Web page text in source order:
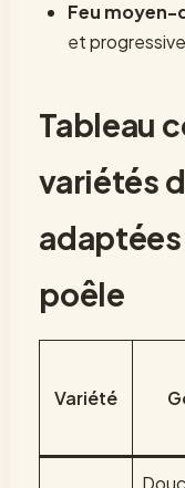
Feu moyen-
et
Tableau
variétés
adaptées
poêle
Variété